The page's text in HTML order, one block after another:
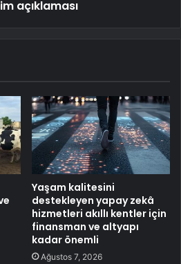
açıklaması
Yaşam kalitesini
destekleyen yapay zekâ
hizmetleri akıllı kentler için
finansman ve altyapı
kadar önemli
Ağustos 7, 2026